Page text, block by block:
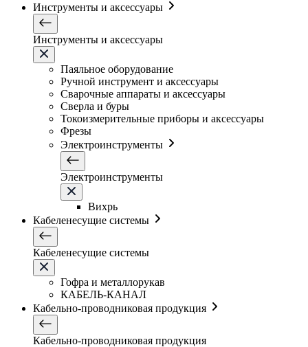
Инструменты и аксессуары
Инструменты и аксессуары
Паяльное оборудование
Ручной инструмент и аксессуары
Сварочные аппараты и аксессуары
Сверла и буры
Токоизмерительные приборы и аксессуары
Фрезы
Электроинструменты
Электроинструменты
Вихрь
Кабеленесущие системы
Кабеленесущие системы
Гофра и металлорукав
КАБЕЛЬ-КАНАЛ
Кабельно-проводниковая продукция
Кабельно-проводниковая продукция